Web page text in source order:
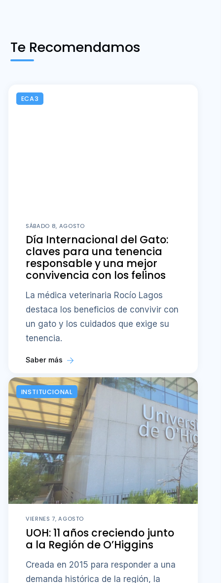
Te Recomendamos
ECA3
SÁBADO 8, AGOSTO
Día Internacional del Gato:
claves para una tenencia
responsable y una mejor
convivencia con los felinos
La médica veterinaria Rocío Lagos
destaca los beneficios de convivir con
un gato y los cuidados que exige su
tenencia.
Saber más
INSTITUCIONAL
VIERNES 7, AGOSTO
UOH: 11 años creciendo junto
a la Región de O’Higgins
Creada en 2015 para responder a una
demanda histórica de la región, la